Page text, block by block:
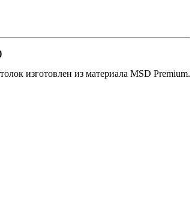
изготовлен из материала MSD Premium.